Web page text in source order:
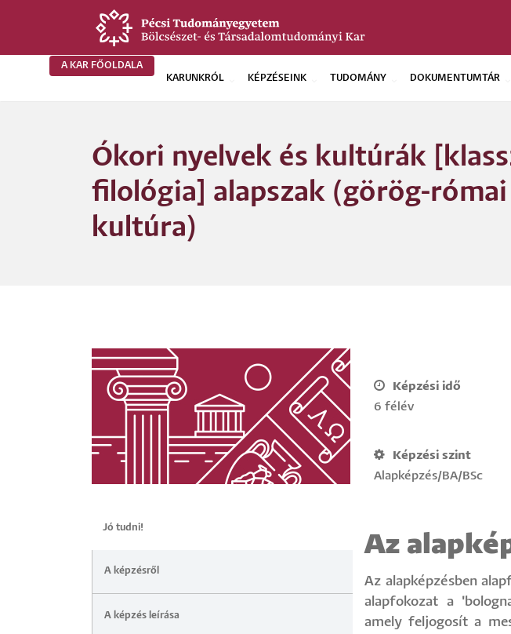
Főoldali
menü
A KAR FŐOLDALA
KARUNKRÓL
KÉPZÉSEINK TUDOMÁNY DOKUMENTUMTÁR
Ókori nyelvek és kultúrák
filológia] alapszak (görög-római
kultúra)
Képzési idő
6 félév
Képzési szint
Alapképzés/BA/BSc
Jó tudni!
A képzésről
A képzés leírása
Az
Az alapképzésben
alapfokozat a
amely feljogosít a